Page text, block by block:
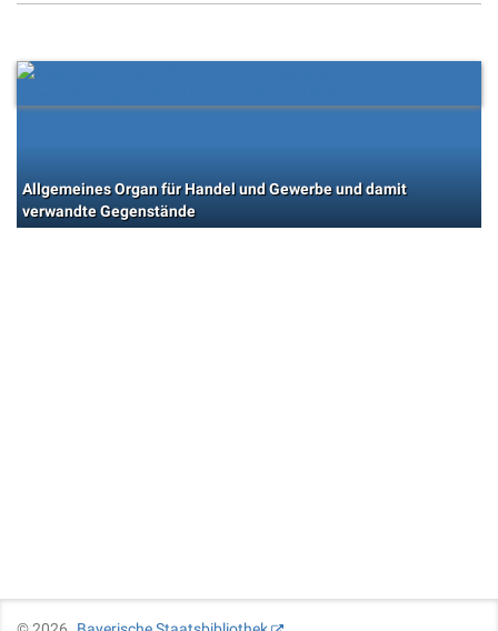
Allgemeines Organ für Handel und Gewerbe und damit
verwandte Gegenstände